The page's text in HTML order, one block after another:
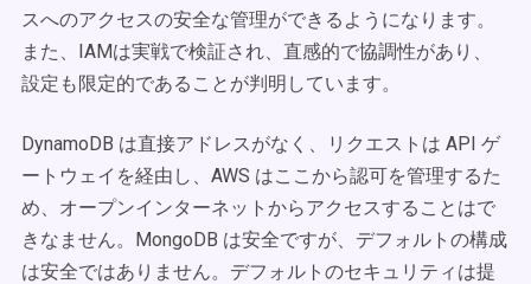
スへのアクセスの安全な管理ができるようになります。
また、IAMは実戦で検証され、直感的で協調性があり、
設定も限定的であることが判明しています。
DynamoDB は直接アドレスがなく、リクエストは API ゲ
ートウェイを経由し、AWS はここから認可を管理するた
め、オープンインターネットからアクセスすることはで
きなません。MongoDB は安全ですが、デフォルトの構成
は安全ではありません。デフォルトのセキュリティは提